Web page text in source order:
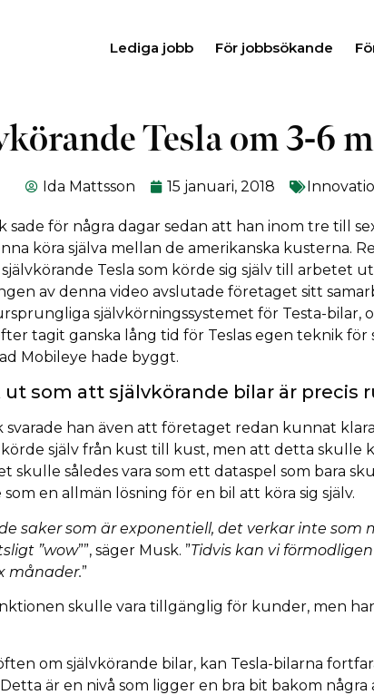
Lediga jobb För jobbsökande
Tesla om 3-6
Ida Mattsson 15 januari, 2018
sade för några dagar sedan att han inom tre till
köra själva mellan de amerikanska kusterna.
Tesla som körde sig själv till arbetet
av denna video avslutade företaget sitt
självkörningssystemet för Testa-bilar,
tagit ganska lång tid för Teslas egen teknik för
Mobileye hade byggt.
ut som att självkörande bilar är precis
svarade han även att företaget redan kunnat
själv från kust till kust, men att detta skulle
skulle således vara som ett dataspel som bara
en allmän lösning för en bil att köra sig själv.
saker som är exponentiell, det verkar inte som
”wow””, säger Musk. ”Tidvis kan vi
månader.”
skulle vara tillgänglig för kunder, men
om självkörande bilar, kan Tesla-bilarna
Detta är en nivå som ligger en bra bit bakom